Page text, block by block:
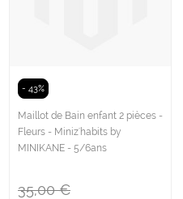
- 43%
Maillot de Bain enfant 2 pièces -
Fleurs - Miniz'habits by
MINIKANE - 5/6ans
35,00 €